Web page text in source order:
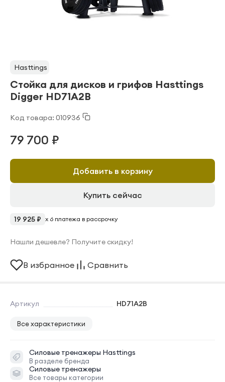
Hasttings
Стойка для дисков и грифов Hasttings
Digger HD71A2B
Код товара: 010936
Артикул HD71A2B
Все характеристики
Силовые тренажеры Hasttings
В разделе бренда
Силовые тренажеры
Все товары категории
79 700 ₽
Добавить в корзину
Купить сейчас
19 925 ₽ x 6 платежа в рассрочку
Нашли дешевле? Получите скидку!
В избранное Сравнить